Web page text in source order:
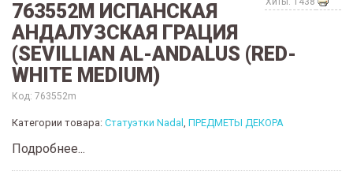
763552M ИСПАНСКАЯ
АНДАЛУЗСКАЯ ГРАЦИЯ
(SEVILLIAN AL-ANDALUS (RED-
WHITE MEDIUM)
Код: 763552m
Категории товара: Статуэтки Nadal ПРЕДМЕТЫ ДЕКОРА
Подробнее...